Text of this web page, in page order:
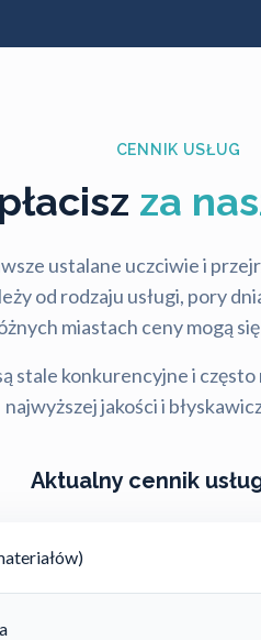
CENNIK USŁUG
za
ustalane uczciwie i
od rodzaju usługi, pory
miastach ceny mogą
stale konkurencyjne i
najwyższej jakości i
Aktualny cennik